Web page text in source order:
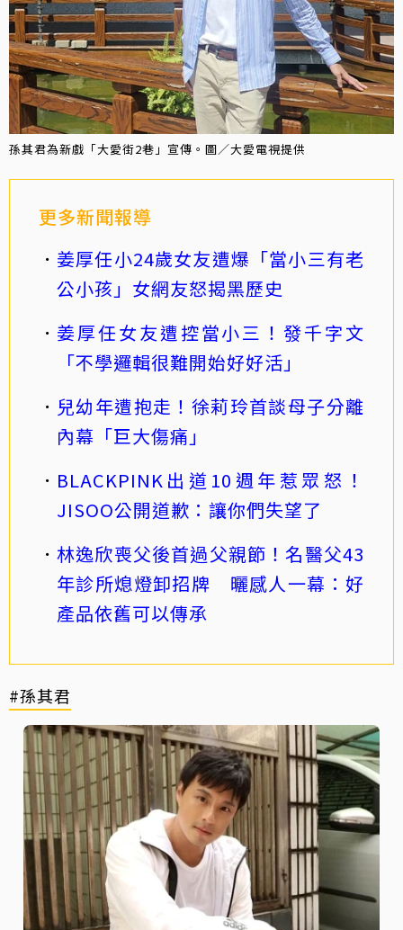
孫其君為新戲「大愛街2巷」宣傳。圖／大愛電視提供
更多新聞報導
姜厚任小24歲女友遭爆「當小三有老
公小孩」女網友怒揭黑歷史
姜厚任女友遭控當小三！發千字文
「不學邏輯很難開始好好活」
兒幼年遭抱走！徐莉玲首談母子分離
內幕「巨大傷痛」
BLACKPINK出道10週年惹眾怒！
JISOO公開道歉：讓你們失望了
林逸欣喪父後首過父親節！名醫父43
年診所熄燈卸招牌 曬感人一幕：好
產品依舊可以傳承
#孫其君